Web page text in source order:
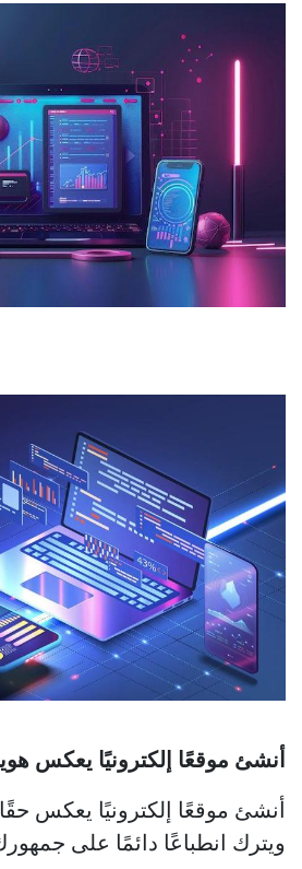
أنشئ موقعًا إلكترونيًا يعكس
أنشئ موقعًا إلكترونيًا يعكس
ويترك انطباعًا دائمًا على